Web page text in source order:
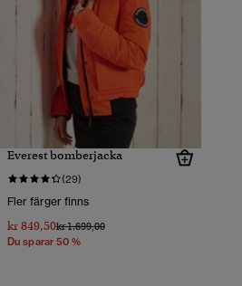
Everest bomberjacka
(29)
Fler färger finns
kr 849,50Pris reducerat från
kr 1.699,00till
Du sparar 50 %